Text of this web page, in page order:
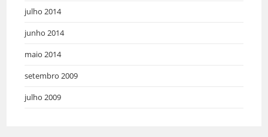
julho 2014
junho 2014
maio 2014
setembro 2009
julho 2009